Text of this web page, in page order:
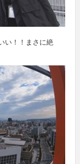
い！！まさに絶